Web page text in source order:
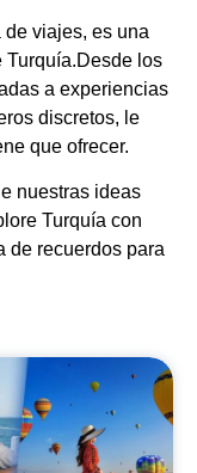
viajes, es una
Turquía.Desde los
a experiencias
discretos, le
que ofrecer.
nuestras ideas
Turquía con
de recuerdos para